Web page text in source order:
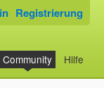
Community Hilfe
Registrierung